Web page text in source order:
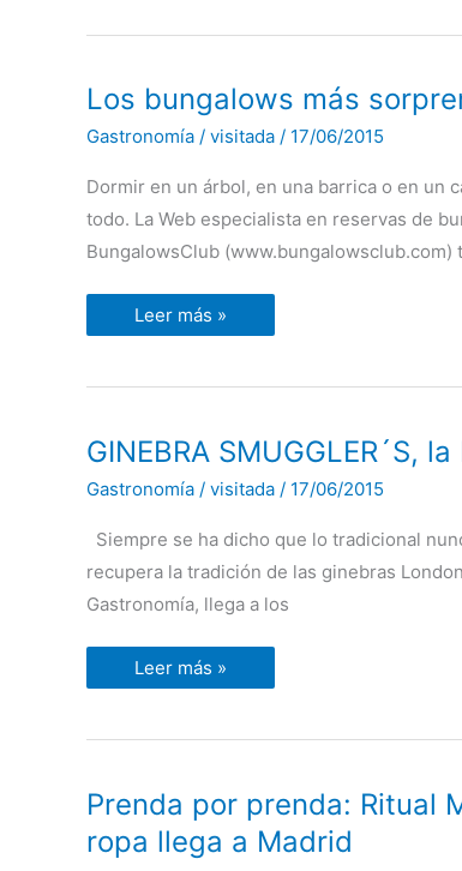
una
en
la
Los bungalows más
Gastronomía / visitada / 17/06/2015
Dormir en un árbol, en una barrica o en un
todo. La Web especialista en reservas de
BungalowsClub (www.bungalowsclub.com)
Los
bungalows
sorprendentes
España
Leer más »
GINEBRA SMUGGLER´S,
Gastronomía / visitada / 17/06/2015
Siempre se ha dicho que lo tradicional
recupera la tradición de las ginebras
Gastronomía, llega a los
GINEBRA
SMUGGLER
la
Dry
Gin
de
los
contrabandistas.
Leer más »
Prenda por prenda: Ritual
ropa llega a Madrid
Prenda
por
prenda:
Ritual
Market,